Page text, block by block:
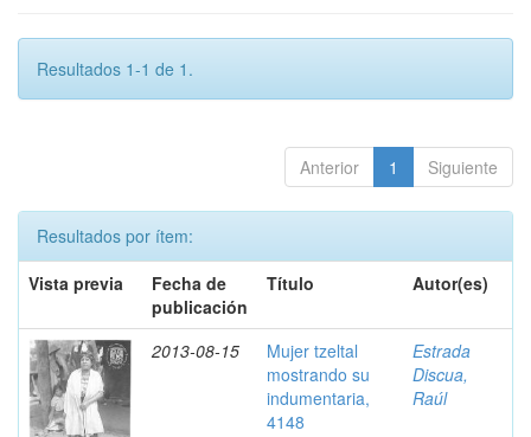
Resultados 1-1 de 1.
Anterior 1 Siguiente
Resultados por ítem:
Vista previa
Fecha de
publicación
Título Autor(es)
2013-08-15
Mujer tzeltal
mostrando su
indumentaria,
4148
Estrada
Discua,
Raúl